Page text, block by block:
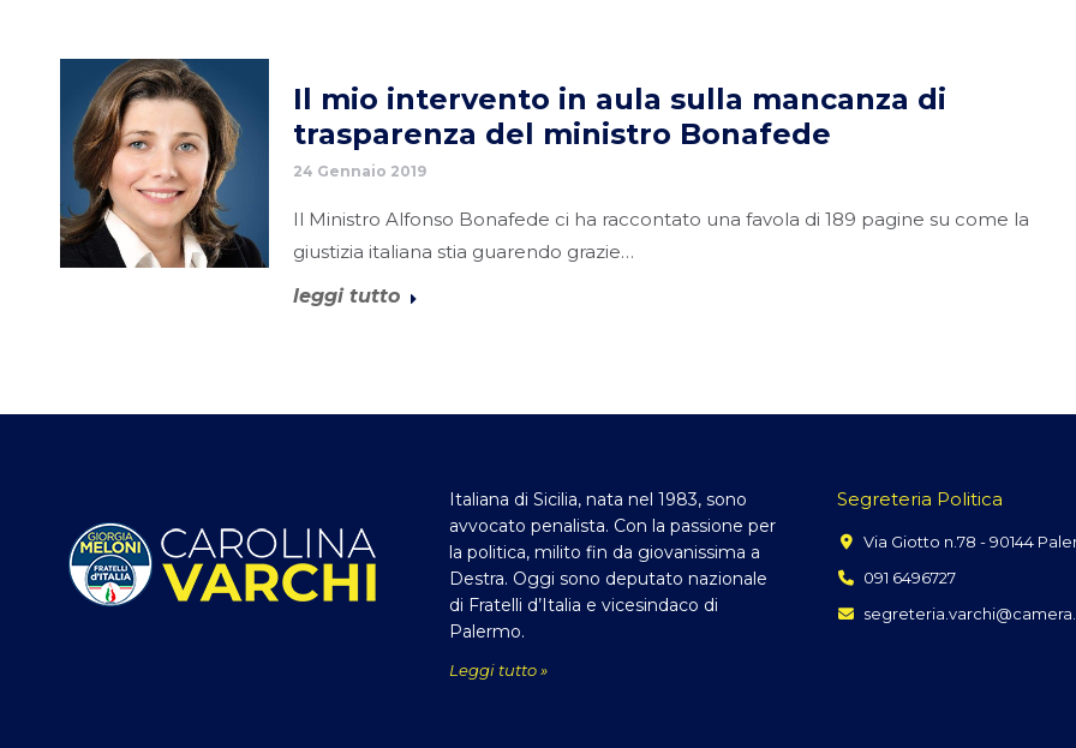
Il mio intervento in aula sulla mancanza di
trasparenza del ministro Bonafede
24 Gennaio 2019
Il Ministro Alfonso Bonafede ci ha raccontato una favola di 189 pagine su come la
giustizia italiana stia guarendo grazie…
leggi tutto
Italiana di Sicilia, nata nel 1983, sono
avvocato penalista. Con la passione per
la politica, milito fin da giovanissima a
Destra. Oggi sono deputato nazionale
di Fratelli d’Italia e vicesindaco di
Palermo.
Leggi tutto »
Segreteria Politica
Via Giotto n.78 - 90144
091 6496727